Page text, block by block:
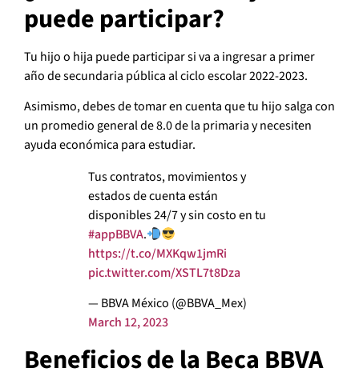
puede participar?
Tu hijo o hija puede participar si va a ingresar a primer
año de secundaria pública al ciclo escolar 2022-2023.
Asimismo, debes de tomar en cuenta que tu hijo salga con
un promedio general de 8.0 de la primaria y necesiten
ayuda económica para estudiar.
Tus contratos, movimientos y
estados de cuenta están
disponibles 24/7 y sin costo en tu
#appBBVA.
https://t.co/MXKqw1jmRi
pic.twitter.com/XSTL7t8Dza
— BBVA México (@BBVA_Mex)
March 12, 2023
Beneficios de la Beca BBVA